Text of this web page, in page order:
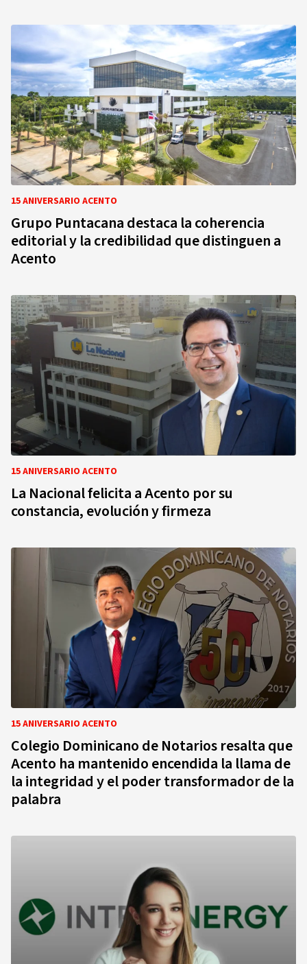
15 ANIVERSARIO ACENTO
Grupo Puntacana destaca la coherencia
editorial y la credibilidad que distinguen a
Acento
15 ANIVERSARIO ACENTO
La Nacional felicita a Acento por su
constancia, evolución y firmeza
15 ANIVERSARIO ACENTO
Colegio Dominicano de Notarios resalta que
Acento ha mantenido encendida la llama de
la integridad y el poder transformador de la
palabra